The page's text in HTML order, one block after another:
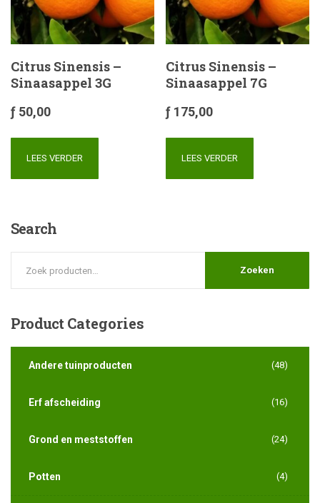
Citrus Sinensis –
Sinaasappel 3G
ƒ 50,00
LEES VERDER
Citrus Sinensis –
Sinaasappel 7G
ƒ 175,00
LEES VERDER
Search
Zoeken
Product Categories
Andere tuinproducten (48)
Erf afscheiding (16)
Grond en meststoffen (24)
Potten (4)